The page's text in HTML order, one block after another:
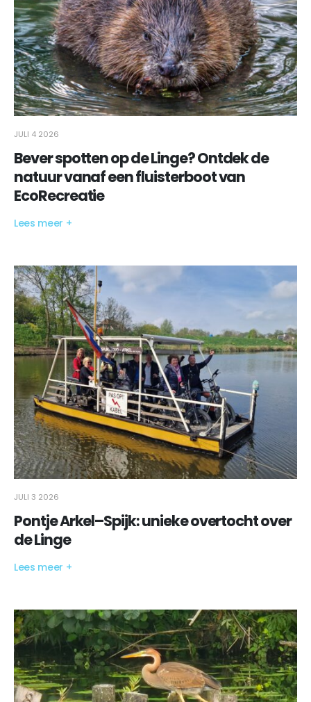
JULI 4 2026
Bever spotten op de Linge? Ontdek de
natuur vanaf een fluisterboot van
EcoRecreatie
Lees meer +
JULI 3 2026
Pontje Arkel–Spijk: unieke overtocht over
de Linge
Lees meer +